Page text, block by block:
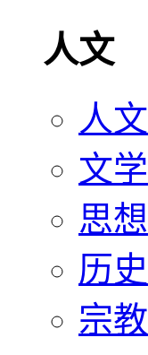
人文
人文
文学
思想
历史
宗教